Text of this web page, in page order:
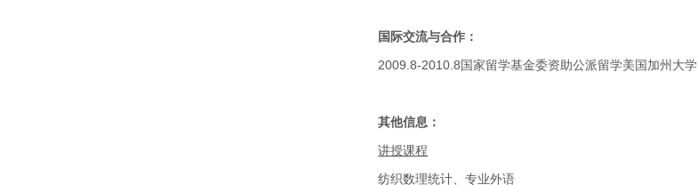
国际交流与合作：
2009.8-2010.8国家留学基金委资助公派留学美国加州大学
其他信息：
讲授课程
纺织数理统计、专业外语